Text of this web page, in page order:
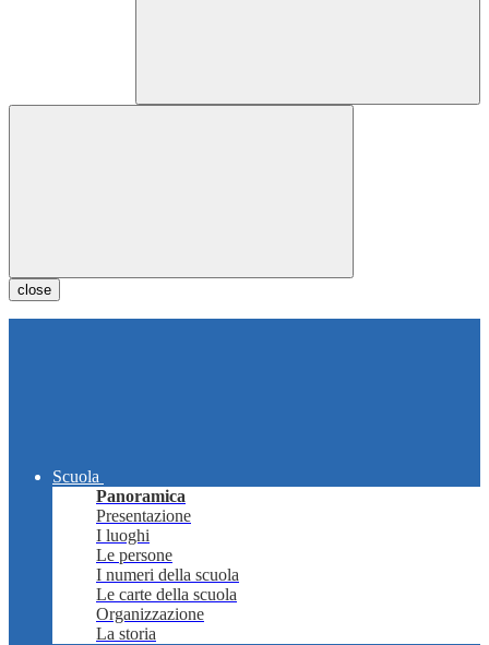
close
Scuola
Panoramica
Presentazione
I luoghi
Le persone
I numeri della scuola
Le carte della scuola
Organizzazione
La storia